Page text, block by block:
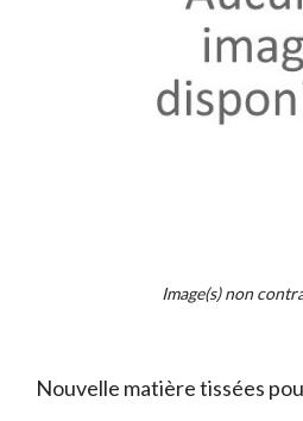
Image(s) non
Nouvelle matière tissées